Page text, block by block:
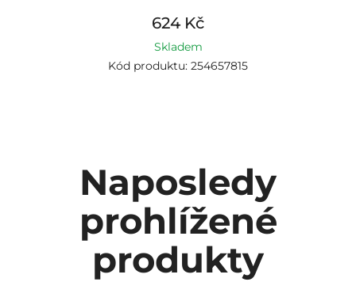
624 Kč
Skladem
Kód produktu: 254657815
Naposledy
prohlížené
produkty